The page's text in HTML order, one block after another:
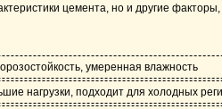
цемента, но и другие факторы,
умеренная влажность
нагрузки, подходит для холодных